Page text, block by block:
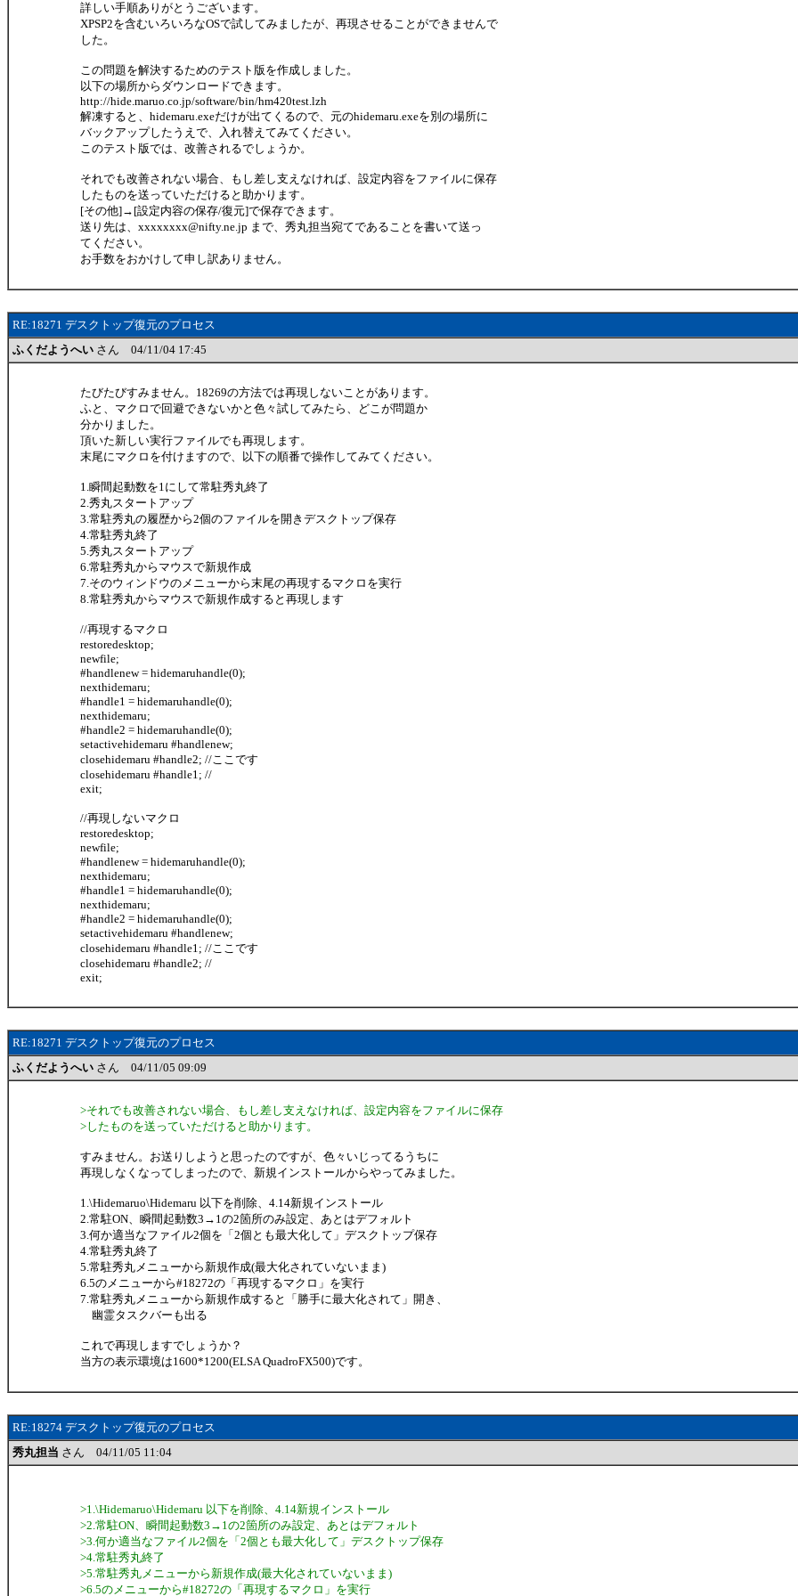
詳しい手順ありがとうございます。
XPSP2を含むいろいろなOSで試してみましたが、再現させることができませんで
した。
この問題を解決するためのテスト版を作成しました。
以下の場所からダウンロードできます。
http://hide.maruo.co.jp/software/bin/hm420test.lzh
解凍すると、hidemaru.exeだけが出てくるので、元のhidemaru.exeを別の場所に
バックアップしたうえで、入れ替えてみてください。
このテスト版では、改善されるでしょうか。
それでも改善されない場合、もし差し支えなければ、設定内容をファイルに保存
したものを送っていただけると助かります。
[その他]→[設定内容の保存/復元]で保存できます。
送り先は、xxxxxxxx@nifty.ne.jp まで、秀丸担当宛てであることを書いて送っ
てください。
お手数をおかけして申し訳ありません。
RE:18271 デスクトップ復元のプロセス
ふくだようへい さん 04/11/04 17:45
たびたびすみません。18269の方法では再現しないことがあります。
ふと、マクロで回避できないかと色々試してみたら、どこが問題か
分かりました。
頂いた新しい実行ファイルでも再現します。
末尾にマクロを付けますので、以下の順番で操作してみてください。
1.瞬間起動数を1にして常駐秀丸終了
2.秀丸スタートアップ
3.常駐秀丸の履歴から2個のファイルを開きデスクトップ保存
4.常駐秀丸終了
5.秀丸スタートアップ
6.常駐秀丸からマウスで新規作成
7.そのウィンドウのメニューから末尾の再現するマクロを実行
8.常駐秀丸からマウスで新規作成すると再現します
//再現するマクロ
restoredesktop;
newfile;
#handlenew = hidemaruhandle(0);
nexthidemaru;
#handle1 = hidemaruhandle(0);
nexthidemaru;
#handle2 = hidemaruhandle(0);
setactivehidemaru #handlenew;
closehidemaru #handle2; //ここです
closehidemaru #handle1; //
exit;
//再現しないマクロ
restoredesktop;
newfile;
#handlenew = hidemaruhandle(0);
nexthidemaru;
#handle1 = hidemaruhandle(0);
nexthidemaru;
#handle2 = hidemaruhandle(0);
setactivehidemaru #handlenew;
closehidemaru #handle1; //ここです
closehidemaru #handle2; //
exit;
RE:18271 デスクトップ復元のプロセス
ふくだようへい さん 04/11/05 09:09
>それでも改善されない場合、もし差し支えなければ、設定内容をファイルに保存
>したものを送っていただけると助かります。
すみません。お送りしようと思ったのですが、色々いじってるうちに
再現しなくなってしまったので、新規インストールからやってみました。
1.\Hidemaruo\Hidemaru 以下を削除、4.14新規インストール
2.常駐ON、瞬間起動数3→1の2箇所のみ設定、あとはデフォルト
3.何か適当なファイル2個を「2個とも最大化して」デスクトップ保存
4.常駐秀丸終了
5.常駐秀丸メニューから新規作成(最大化されていないまま)
6.5のメニューから#18272の「再現するマクロ」を実行
7.常駐秀丸メニューから新規作成すると「勝手に最大化されて」開き、
幽霊タスクバーも出る
これで再現しますでしょうか？
当方の表示環境は1600*1200(ELSA QuadroFX500)です。
RE:18274 デスクトップ復元のプロセス
秀丸担当 さん 04/11/05 11:04
>1.\Hidemaruo\Hidemaru 以下を削除、4.14新規インストール
>2.常駐ON、瞬間起動数3→1の2箇所のみ設定、あとはデフォルト
>3.何か適当なファイル2個を「2個とも最大化して」デスクトップ保存
>4.常駐秀丸終了
>5.常駐秀丸メニューから新規作成(最大化されていないまま)
>6.5のメニューから#18272の「再現するマクロ」を実行